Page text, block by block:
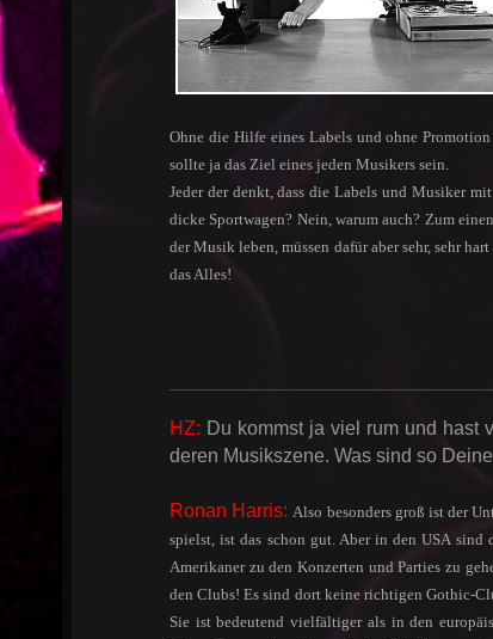
Ohne die Hilfe eines Labels und ohne
sollte ja das Ziel eines jeden Musikers sein.
Jeder der denkt, dass die Labels und Musiker
dicke Sportwagen? Nein, warum auch? Zum
der Musik leben, müssen dafür aber sehr, sehr
das Alles!
HZ: Du kommst ja viel rum und hast
deren Musikszene. Was sind so
Ronan Harris: Also besonders groß ist der
spielst, ist das schon gut. Aber in den USA
Amerikaner zu den Konzerten und Parties zu
den Clubs! Es sind dort keine richtigen Gothic-
Sie ist bedeutend vielfältiger als in den